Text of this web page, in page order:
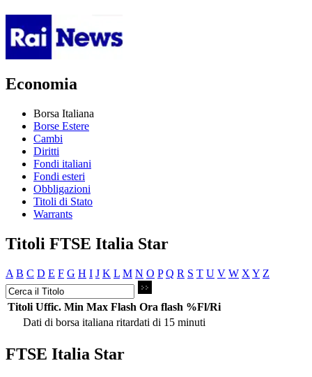
Economia
Borsa Italiana
Borse Estere
Cambi
Diritti
Fondi italiani
Fondi esteri
Obbligazioni
Titoli di Stato
Warrants
Titoli FTSE Italia Star
A B C D E F G H I J K L M N O P Q R S T U V W X Y Z
Titoli Uffic. Min Max Flash Ora flash %Fl/Ri
Dati di borsa italiana ritardati di 15 minuti
FTSE Italia Star